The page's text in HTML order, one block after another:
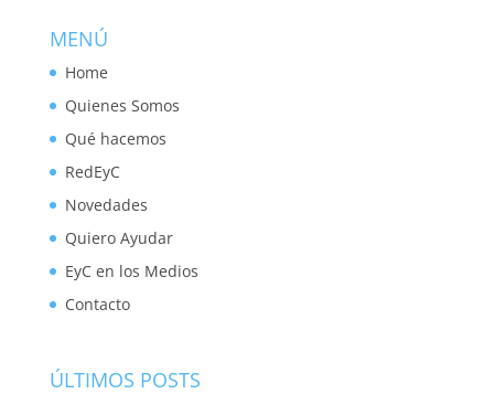
MENÚ
Home
Quienes Somos
Qué hacemos
RedEyC
Novedades
Quiero Ayudar
EyC en los Medios
Contacto
ÚLTIMOS POSTS